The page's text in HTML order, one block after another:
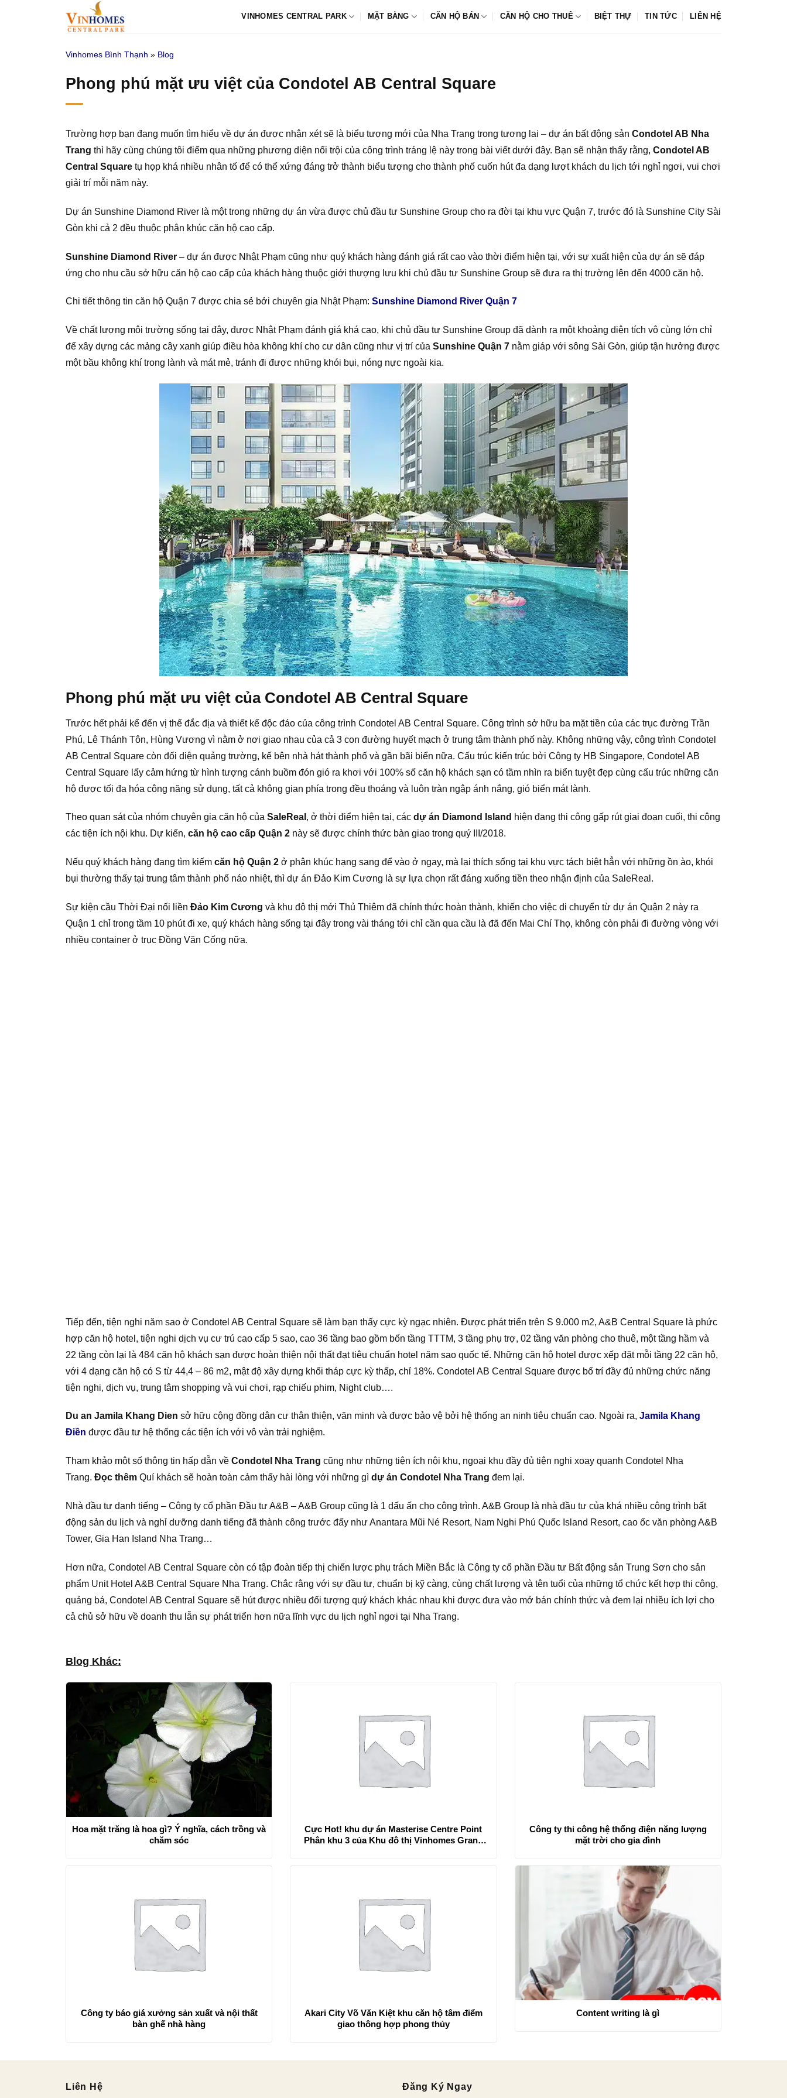
VINHOMES CENTRAL PARK MẶT BẰNG CĂN HỘ BÁN CĂN HỘ CHO THUÊ BIỆT THỰ TIN TỨC LIÊN HỆ
Vinhomes Bình Thạnh » Blog
Phong phú mặt ưu việt của Condotel AB Central Square
Trường hợp bạn đang muốn tìm hiểu về dự án được nhận xét sẽ là biểu tượng mới của Nha Trang trong tương lai – dự án bất động sản Condotel AB Nha
Trang thì hãy cùng chúng tôi điểm qua những phương diện nổi trội của công trình tráng lệ này trong bài viết dưới đây. Bạn sẽ nhận thấy rằng, Condotel AB
Central Square tụ họp khá nhiều nhân tố để có thể xứng đáng trở thành biểu tượng cho thành phố cuốn hút đa dạng lượt khách du lịch tới nghỉ ngơi, vui chơi
giải trí mỗi năm này.
Dự án Sunshine Diamond River là một trong những dự án vừa được chủ đầu tư Sunshine Group cho ra đời tại khu vực Quận 7, trước đó là Sunshine City Sài
Gòn khi cả 2 đều thuộc phân khúc căn hộ cao cấp.
Sunshine Diamond River – dự án được Nhật Phạm cũng như quý khách hàng đánh giá rất cao vào thời điểm hiện tại, với sự xuất hiện của dự án sẽ đáp
ứng cho nhu cầu sở hữu căn hộ cao cấp của khách hàng thuộc giới thượng lưu khi chủ đầu tư Sunshine Group sẽ đưa ra thị trường lên đến 4000 căn hộ.
Chi tiết thông tin căn hộ Quận 7 được chia sẻ bởi chuyên gia Nhật Phạm: Sunshine Diamond River Quận 7
Về chất lượng môi trường sống tại đây, được Nhật Phạm đánh giá khá cao, khi chủ đầu tư Sunshine Group đã dành ra một khoảng diện tích vô cùng lớn chỉ
để xây dựng các mảng cây xanh giúp điều hòa không khí cho cư dân cũng như vị trí của Sunshine Quận 7 nằm giáp với sông Sài Gòn, giúp tận hưởng được
một bầu không khí trong lành và mát mẻ, tránh đi được những khói bụi, nóng nực ngoài kia.
Phong phú mặt ưu việt của Condotel AB Central Square
Trước hết phải kể đến vị thế đắc địa và thiết kế độc đáo của công trình Condotel AB Central Square. Công trình sở hữu ba mặt tiền của các trục đường Trần
Phú, Lê Thánh Tôn, Hùng Vương vì nằm ở nơi giao nhau của cả 3 con đường huyết mạch ở trung tâm thành phố này. Không những vậy, công trình Condotel
AB Central Square còn đối diện quảng trường, kế bên nhà hát thành phố và gần bãi biển nữa. Cấu trúc kiến trúc bởi Công ty HB Singapore, Condotel AB
Central Square lấy cảm hứng từ hình tượng cánh buồm đón gió ra khơi với 100% số căn hộ khách sạn có tầm nhìn ra biển tuyệt đẹp cùng cấu trúc những căn
hộ được tối đa hóa công năng sử dụng, tất cả không gian phía trong đều thoáng và luôn tràn ngập ánh nắng, gió biển mát lành.
Theo quan sát của nhóm chuyên gia căn hộ của SaleReal , ở thời điểm hiện tại, các dự án Diamond Island hiện đang thi công gấp rút giai đoạn cuối, thi công
các tiện ích nội khu. Dự kiến, căn hộ cao cấp Quận 2 này sẽ được chính thức bàn giao trong quý III/2018.
Nếu quý khách hàng đang tìm kiếm căn hộ Quận 2 ở phân khúc hạng sang để vào ở ngay, mà lại thích sống tại khu vực tách biệt hẳn với những ồn ào, khói
bụi thường thấy tại trung tâm thành phố náo nhiệt, thì dự án Đảo Kim Cương là sự lựa chọn rất đáng xuống tiền theo nhận định của SaleReal.
Sự kiện cầu Thời Đại nối liền Đảo Kim Cương và khu đô thị mới Thủ Thiêm đã chính thức hoàn thành, khiến cho việc di chuyển từ dự án Quận 2 này ra
Quận 1 chỉ trong tầm 10 phút đi xe, quý khách hàng sống tại đây trong vài tháng tới chỉ cần qua cầu là đã đến Mai Chí Thọ, không còn phải đi đường vòng với
nhiều container ở trục Đồng Văn Cống nữa.
Tiếp đến, tiện nghi năm sao ở Condotel AB Central Square sẽ làm bạn thấy cực kỳ ngạc nhiên. Được phát triển trên S 9.000 m2, A&B Central Square là phức
hợp căn hộ hotel, tiện nghi dịch vụ cư trú cao cấp 5 sao, cao 36 tầng bao gồm bốn tầng TTTM, 3 tầng phụ trợ, 02 tầng văn phòng cho thuê, một tầng hầm và
22 tầng còn lại là 484 căn hộ khách sạn được hoàn thiện nội thất đạt tiêu chuẩn hotel năm sao quốc tế. Những căn hộ hotel được xếp đặt mỗi tầng 22 căn hộ,
với 4 dạng căn hộ có S từ 44,4 – 86 m2, mật độ xây dựng khối tháp cực kỳ thấp, chỉ 18%. Condotel AB Central Square được bố trí đầy đủ những chức năng
tiện nghi, dịch vụ, trung tâm shopping và vui chơi, rạp chiếu phim, Night club….
Du an Jamila Khang Dien sở hữu cộng đồng dân cư thân thiện, văn minh và được bảo vệ bởi hệ thống an ninh tiêu chuẩn cao. Ngoài ra, Jamila Khang
Điền được đầu tư hệ thống các tiện ích với vô vàn trải nghiệm.
Tham khảo một số thông tin hấp dẫn về Condotel Nha Trang cũng như những tiện ích nội khu, ngoại khu đầy đủ tiện nghi xoay quanh Condotel Nha
Trang. Đọc thêm Quí khách sẽ hoàn toàn cảm thấy hài lòng với những gì dự án Condotel Nha Trang đem lại.
Nhà đầu tư danh tiếng – Công ty cổ phần Đầu tư A&B – A&B Group cũng là 1 dấu ấn cho công trình. A&B Group là nhà đầu tư của khá nhiều công trình bất
động sản du lịch và nghỉ dưỡng danh tiếng đã thành công trước đấy như Anantara Mũi Né Resort, Nam Nghi Phú Quốc Island Resort, cao ốc văn phòng A&B
Tower, Gia Han Island Nha Trang…
Hơn nữa, Condotel AB Central Square còn có tập đoàn tiếp thị chiến lược phụ trách Miền Bắc là Công ty cổ phần Đầu tư Bất động sản Trung Sơn cho sản
phẩm Unit Hotel A&B Central Square Nha Trang. Chắc rằng với sự đầu tư, chuẩn bị kỹ càng, cùng chất lượng và tên tuổi của những tổ chức kết hợp thi công,
quảng bá, Condotel AB Central Square sẽ hút được nhiều đối tượng quý khách khác nhau khi được đưa vào mở bán chính thức và đem lại nhiều ích lợi cho
cả chủ sở hữu về doanh thu lẫn sự phát triển hơn nữa lĩnh vực du lịch nghỉ ngơi tại Nha Trang.
Blog Khác:
Hoa mặt trăng là hoa gì? Ý nghĩa, cách trồng và
chăm sóc
Cực Hot! khu dự án Masterise Centre Point
Phân khu 3 của Khu đô thị Vinhomes Grand
Công ty thi công hệ thống điện năng lượng
mặt trời cho gia đình
Công ty báo giá xưởng sản xuất và nội thất
bàn ghế nhà hàng
Akari City Võ Văn Kiệt khu căn hộ tâm điểm
giao thông hợp phong thủy
Content writing là gì
Liên Hệ Đăng Ký Ngay